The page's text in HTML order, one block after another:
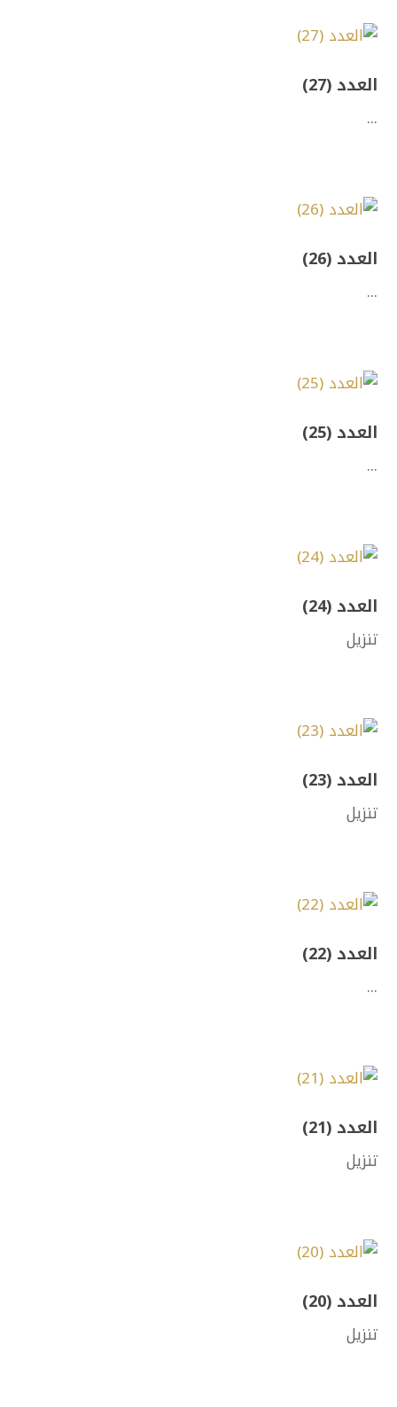
العدد (27)
...
العدد (26)
...
العدد (25)
...
العدد (24)
تنزيل
العدد (23)
تنزيل
العدد (22)
...
العدد (21)
تنزيل
العدد (20)
تنزيل